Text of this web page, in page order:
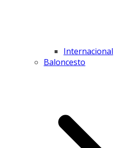
Internacional
Baloncesto